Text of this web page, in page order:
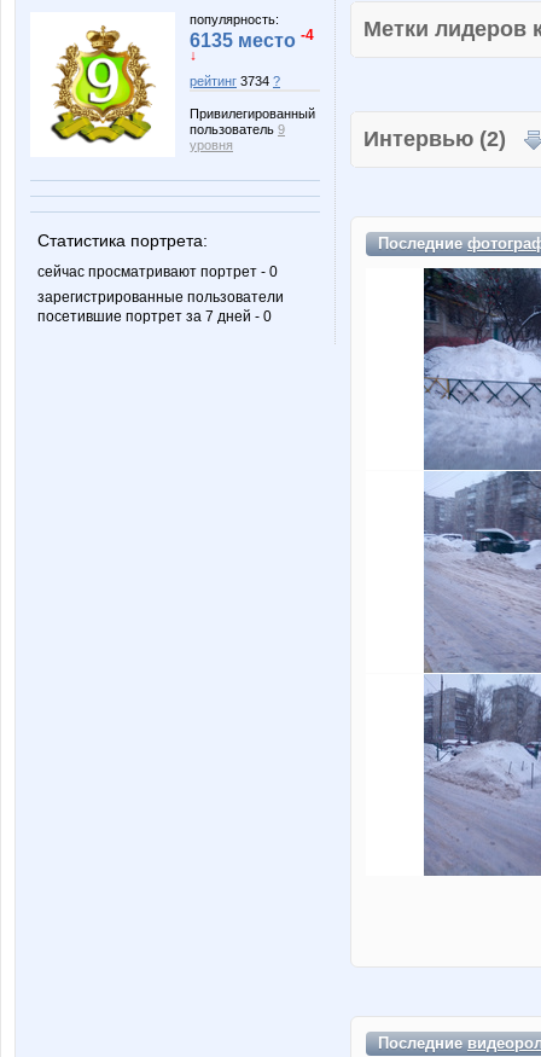
популярность:
6135 место -4
↓
рейтинг 3734 ?
Привилегированный
пользователь 9
уровня
Статистика портрета:
сейчас просматривают портрет - 0
зарегистрированные пользователи
посетившие портрет за 7 дней - 0
Метки
Интервью (2)
Последние
Последние